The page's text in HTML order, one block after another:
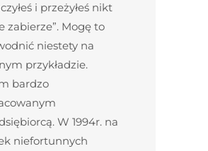
i przeżyłeś nikt
zabierze”. Mogę to
niestety na
przykładzie.
bardzo
W 1994r. na
niefortunnych